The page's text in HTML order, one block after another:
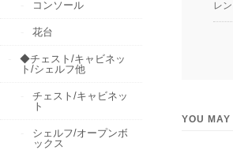
レ
YOU
コンソール
花台
◆チェスト/キャビネッ
ト/シェルフ他
チェスト/キャビネッ
ト
シェルフ/オープンボ
ックス